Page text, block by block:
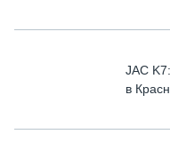
JAC
в